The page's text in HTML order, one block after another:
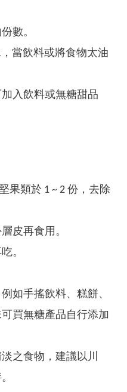
數。
當飲料或將食物太油
入飲料或無糖甜品
果類於 1 ~ 2 份，去除
皮再食用。
。
如手搖飲料、糕餅、
買無糖產品自行添加
之食物，建議以川